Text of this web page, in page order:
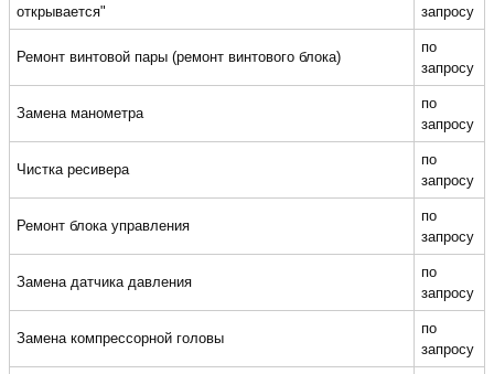
открывается"
запросу
Ремонт винтовой пары (ремонт винтового блока)
по
запросу
Замена манометра
по
запросу
Чистка ресивера
по
запросу
Ремонт блока управления
по
запросу
Замена датчика давления
по
запросу
Замена компрессорной головы
по
запросу